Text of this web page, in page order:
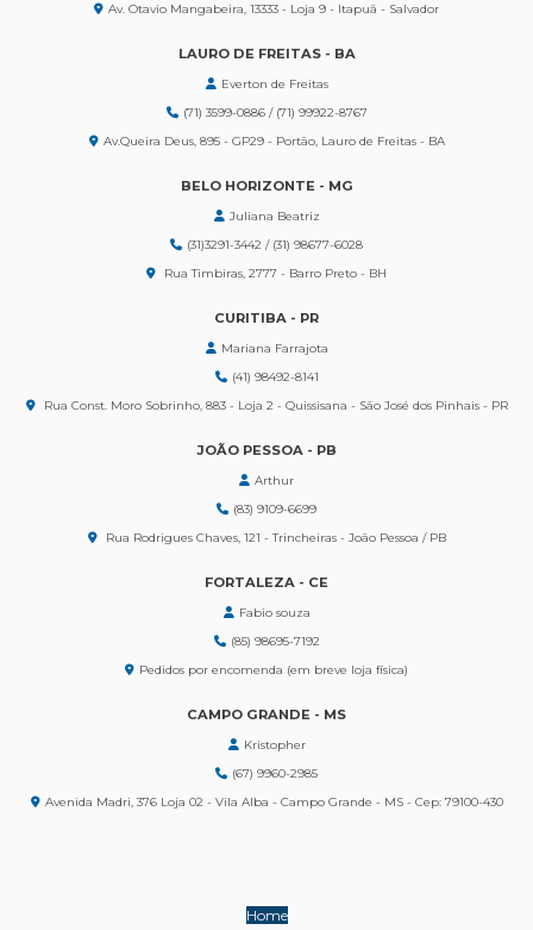
Av. Otavio Mangabeira, 13333 - Loja 9 - Itapuã - Salvador
LAURO DE FREITAS - BA
Everton de Freitas
(71) 3599-0886 / (71) 99922-8767
Av.Queira Deus, 895 - GP29 - Portão, Lauro de Freitas - BA
BELO HORIZONTE - MG
Juliana Beatriz
(31)3291-3442 / (31) 98677-6028
Rua Timbiras, 2777 - Barro Preto - BH
CURITIBA - PR
Mariana Farrajota
(41) 98492-8141
Rua Const. Moro Sobrinho, 883 - Loja 2 - Quissisana - São José dos Pinhais - PR
JOÃO PESSOA - PB
Arthur
(83) 9109-6699
Rua Rodrigues Chaves, 121 - Trincheiras - João Pessoa / PB
FORTALEZA - CE
Fabio souza
(85) 98695-7192
Pedidos por encomenda (em breve loja física)
CAMPO GRANDE - MS
Kristopher
(67) 9960-2985
Avenida Madri, 376 Loja 02 - Vila Alba - Campo Grande - MS - Cep: 79100-430
Home